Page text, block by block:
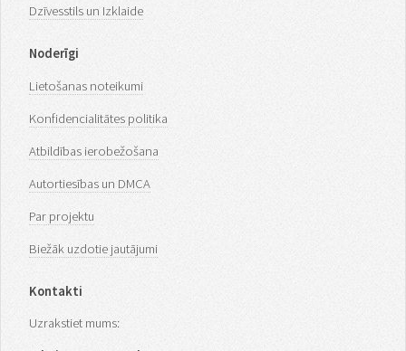
Dzīvesstils un Izklaide
Noderīgi
Lietošanas noteikumi
Konfidencialitātes politika
Atbildības ierobežošana
Autortiesības un DMCA
Par projektu
Biežāk uzdotie jautājumi
Kontakti
Uzrakstiet mums: